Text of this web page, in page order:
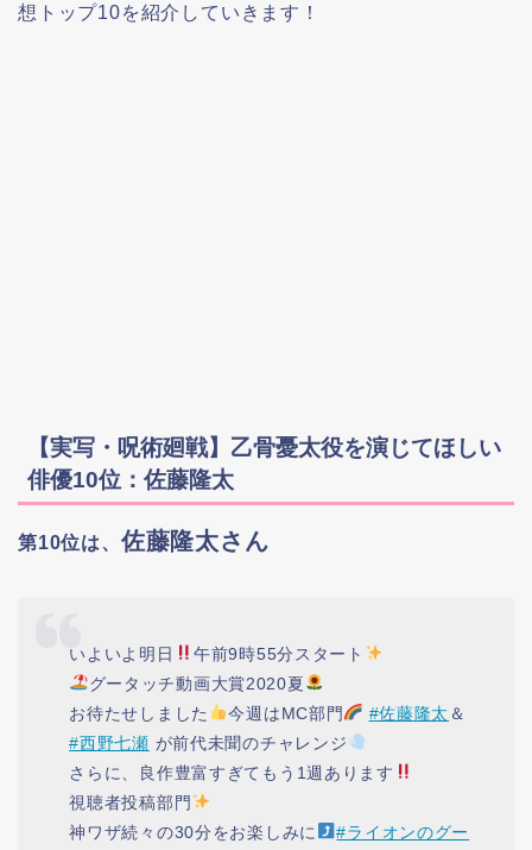
想トップ10を紹介していきます！
【実写・呪術廻戦】乙骨憂太役を演じてほしい
俳優10位：佐藤隆太
第10位は、 佐藤隆太さん
いよいよ明日
午前9時55分スタート
グータッチ動画大賞2020夏
お待たせしました
今週はMC部門 #佐藤隆太 ＆
#西野七瀬 が前代未聞のチャレンジ
さらに、良作豊富すぎてもう1週あります
視聴者投稿部門
神ワザ続々の30分をお楽しみに
#ライオンのグー